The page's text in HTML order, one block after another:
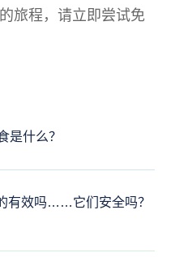
旅程，请立即尝试免
是什么？
有效吗……它们安全吗？